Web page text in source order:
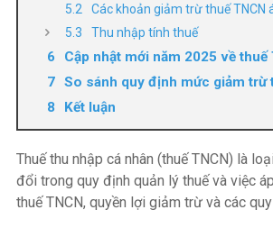
Các khoản giảm trừ thuế TNCN
Thu nhập tính thuế
Cập nhật mới năm 2025 về
So sánh quy định mức giảm trừ
Kết luận
Thuế thu nhập cá nhân (thuế TNCN) là
đổi trong quy định quản lý thuế và việc
thuế TNCN, quyền lợi giảm trừ và các